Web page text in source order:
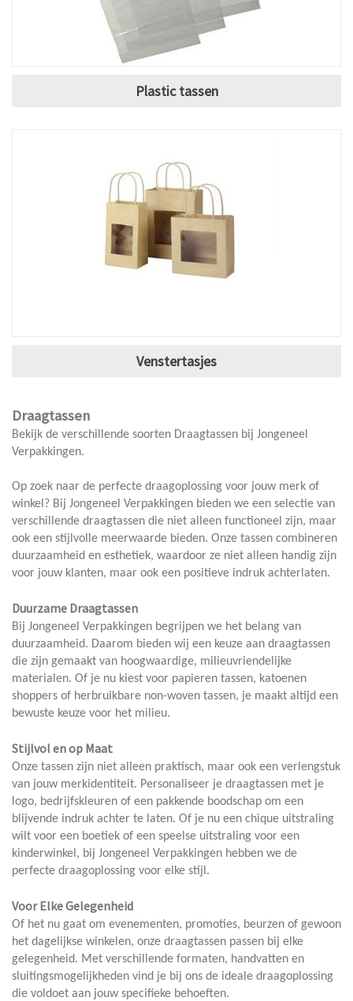
Plastic tassen
Venstertasjes
Draagtassen
Bekijk de verschillende soorten Draagtassen bij Jongeneel
Verpakkingen.
Op zoek naar de perfecte draagoplossing voor jouw merk of
winkel? Bij Jongeneel Verpakkingen bieden we een selectie van
verschillende draagtassen die niet alleen functioneel zijn, maar
ook een stijlvolle meerwaarde bieden. Onze tassen combineren
duurzaamheid en esthetiek, waardoor ze niet alleen handig zijn
voor jouw klanten, maar ook een positieve indruk achterlaten.
Duurzame Draagtassen
Bij Jongeneel Verpakkingen begrijpen we het belang van
duurzaamheid. Daarom bieden wij een keuze aan draagtassen
die zijn gemaakt van hoogwaardige, milieuvriendelijke
materialen. Of je nu kiest voor papieren tassen, katoenen
shoppers of herbruikbare non-woven tassen, je maakt altijd een
bewuste keuze voor het milieu.
Stijlvol en op Maat
Onze tassen zijn niet alleen praktisch, maar ook een verlengstuk
van jouw merkidentiteit. Personaliseer je draagtassen met je
logo, bedrijfskleuren of een pakkende boodschap om een
blijvende indruk achter te laten. Of je nu een chique uitstraling
wilt voor een boetiek of een speelse uitstraling voor een
kinderwinkel, bij Jongeneel Verpakkingen hebben we de
perfecte draagoplossing voor elke stijl.
Voor Elke Gelegenheid
Of het nu gaat om evenementen, promoties, beurzen of gewoon
het dagelijkse winkelen, onze draagtassen passen bij elke
gelegenheid. Met verschillende formaten, handvatten en
sluitingsmogelijkheden vind je bij ons de ideale draagoplossing
die voldoet aan jouw specifieke behoeften.